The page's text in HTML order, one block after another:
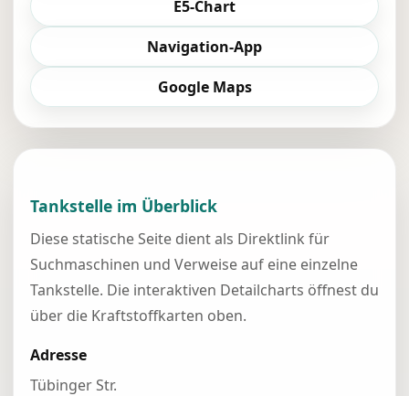
E5-Chart
Navigation-App
Google Maps
Tankstelle im Überblick
Diese statische Seite dient als Direktlink für
Suchmaschinen und Verweise auf eine einzelne
Tankstelle. Die interaktiven Detailcharts öffnest du
über die Kraftstoffkarten oben.
Adresse
Tübinger Str.